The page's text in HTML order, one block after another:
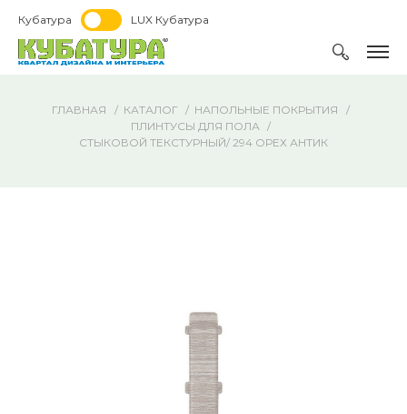
Кубатура LUX Кубатура
ГЛАВНАЯ КАТАЛОГ
НАПОЛЬНЫЕ ПОКРЫТИЯ
ПЛИНТУСЫ ДЛЯ ПОЛА
СТЫКОВОЙ ТЕКСТУРНЫЙ/ 294 ОРЕХ АНТИК